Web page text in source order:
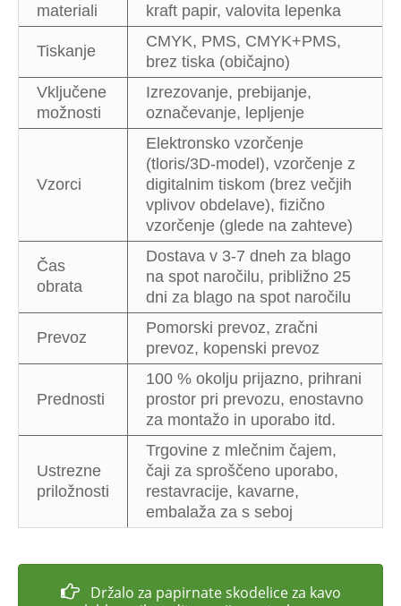
materiali
kraft papir, valovita lepenka
Tiskanje
CMYK, PMS, CMYK+PMS,
brez tiska (običajno)
Vključene
možnosti
Izrezovanje, prebijanje,
označevanje, lepljenje
Vzorci
Elektronsko vzorčenje
(tloris/3D-model), vzorčenje z
digitalnim tiskom (brez večjih
vplivov obdelave), fizično
vzorčenje (glede na zahteve)
Čas
obrata
Dostava v 3-7 dneh za blago
na spot naročilu, približno 25
dni za blago na spot naročilu
Prevoz
Pomorski prevoz, zračni
prevoz, kopenski prevoz
Prednosti
100 % okolju prijazno, prihrani
prostor pri prevozu, enostavno
za montažo in uporabo itd.
Ustrezne
priložnosti
Trgovine z mlečnim čajem,
čaji za sproščeno uporabo,
restavracije, kavarne,
embalaža za s seboj
Držalo za papirnate skodelice za kavo